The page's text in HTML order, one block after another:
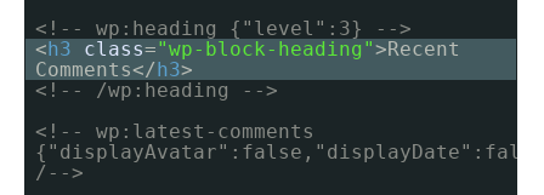
<!-- wp:heading {"level":3} -->
< h3 class="wp-block-heading">Recent
Comments</ h3>
<!-- /wp:heading -->
<!-- wp:latest-comments
/-->